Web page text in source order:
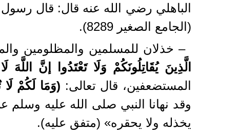
الباهلي رضي الله عنه قال: قال
(الجامع الصغير 8289).
– خذلان للمسلمين والمظلومين
الَّذِينَ يُقَاتِلُونَكُمْ وَلَا تَعْتَدُوا إنَّ اللَّهَ
المستضعفين، قال تعالى: (وَمَا لَكُمْ لَا
وقد نهانا النبي صلى الله عليه
يخذله ولا يحقره» (متفق عليه).